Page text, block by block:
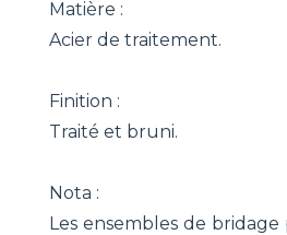
Matière :
Acier de traitement.
Finition :
Traité et bruni.
Nota :
Les ensembles de